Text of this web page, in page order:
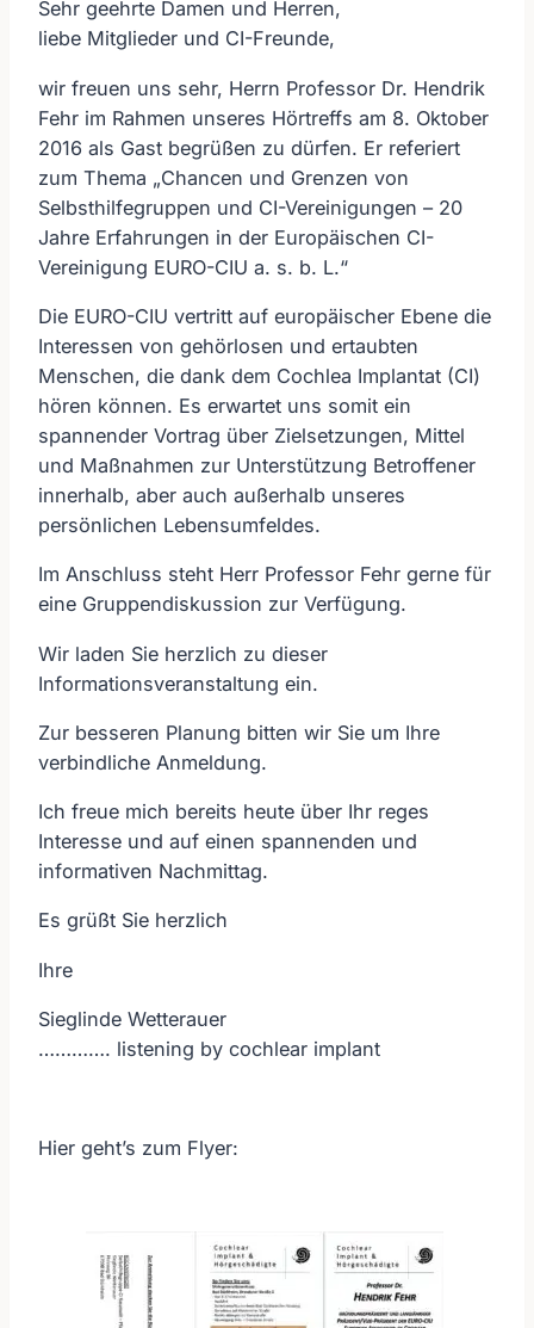
Sehr geehrte Damen und Herren,
liebe Mitglieder und CI-Freunde,
wir freuen uns sehr, Herrn Professor Dr. Hendrik
Fehr im Rahmen unseres Hörtreffs am 8. Oktober
2016 als Gast begrüßen zu dürfen. Er referiert
zum Thema „Chancen und Grenzen von
Selbsthilfegruppen und CI-Vereinigungen – 20
Jahre Erfahrungen in der Europäischen CI-
Vereinigung EURO-CIU a. s. b. L.“
Die EURO-CIU vertritt auf europäischer Ebene die
Interessen von gehörlosen und ertaubten
Menschen, die dank dem Cochlea Implantat (CI)
hören können. Es erwartet uns somit ein
spannender Vortrag über Zielsetzungen, Mittel
und Maßnahmen zur Unterstützung Betroffener
innerhalb, aber auch außerhalb unseres
persönlichen Lebensumfeldes.
Im Anschluss steht Herr Professor Fehr gerne für
eine Gruppendiskussion zur Verfügung.
Wir laden Sie herzlich zu dieser
Informationsveranstaltung ein.
Zur besseren Planung bitten wir Sie um Ihre
verbindliche Anmeldung.
Ich freue mich bereits heute über Ihr reges
Interesse und auf einen spannenden und
informativen Nachmittag.
Es grüßt Sie herzlich
Ihre
Sieglinde Wetterauer
…………. listening by cochlear implant
Hier geht’s zum Flyer: